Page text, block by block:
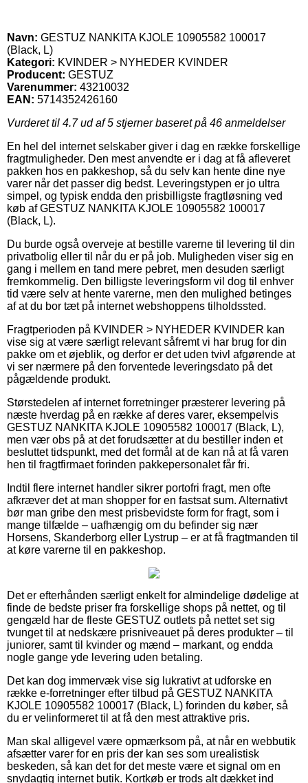
Navn: GESTUZ NANKITA KJOLE 10905582 100017
(Black, L)
Kategori: KVINDER > NYHEDER KVINDER
Producent: GESTUZ
Varenummer: 43210032
EAN: 5714352426160
Vurderet til 4.7ud af 5 stjerner baseret på 46 anmeldelser
En hel del internet selskaber giver i dag en række forskellige
fragtmuligheder. Den mest anvendte er i dag at få afleveret
pakken hos en pakkeshop, så du selv kan hente dine nye
varer når det passer dig bedst. Leveringstypen er jo ultra
simpel, og typisk endda den prisbilligste fragtløsning ved
køb af GESTUZ NANKITA KJOLE 10905582 100017
(Black, L).
Du burde også overveje at bestille varerne til levering til din
privatbolig eller til når du er på job. Muligheden viser sig en
gang i mellem en tand mere pebret, men desuden særligt
fremkommelig. Den billigste leveringsform vil dog til enhver
tid være selv at hente varerne, men den mulighed betinges
af at du bor tæt på internet webshoppens tilholdssted.
Fragtperioden på KVINDER > NYHEDER KVINDER kan
vise sig at være særligt relevant såfremt vi har brug for din
pakke om et øjeblik, og derfor er det uden tvivl afgørende at
vi ser nærmere på den forventede leveringsdato på det
pågældende produkt.
Størstedelen af internet forretninger præsterer levering på
næste hverdag på en række af deres varer, eksempelvis
GESTUZ NANKITA KJOLE 10905582 100017 (Black, L),
men vær obs på at det forudsætter at du bestiller inden et
besluttet tidspunkt, med det formål at de kan nå at få varen
hen til fragtfirmaet forinden pakkepersonalet får fri.
Indtil flere internet handler sikrer portofri fragt, men ofte
afkræver det at man shopper for en fastsat sum. Alternativt
bør man gribe den mest prisbevidste form for fragt, som i
mange tilfælde – uafhængig om du befinder sig nær
Horsens, Skanderborg eller Lystrup – er at få fragtmanden til
at køre varerne til en pakkeshop.
Det er efterhånden særligt enkelt for almindelige dødelige at
finde de bedste priser fra forskellige shops på nettet, og til
gengæld har de fleste GESTUZ outlets på nettet set sig
tvunget til at nedskære prisniveauet på deres produkter – til
juniorer, samt til kvinder og mænd – markant, og endda
nogle gange yde levering uden betaling.
Det kan dog immervæk vise sig lukrativt at udforske en
række e-forretninger efter tilbud på GESTUZ NANKITA
KJOLE 10905582 100017 (Black, L) forinden du køber, så
du er velinformeret til at få den mest attraktive pris.
Man skal alligevel være opmærksom på, at når en webbutik
afsætter varer for en pris der kan ses som urealistisk
beskeden, så kan det for det meste være et signal om en
snydagtig internet butik. Kortkøb er trods alt dækket ind